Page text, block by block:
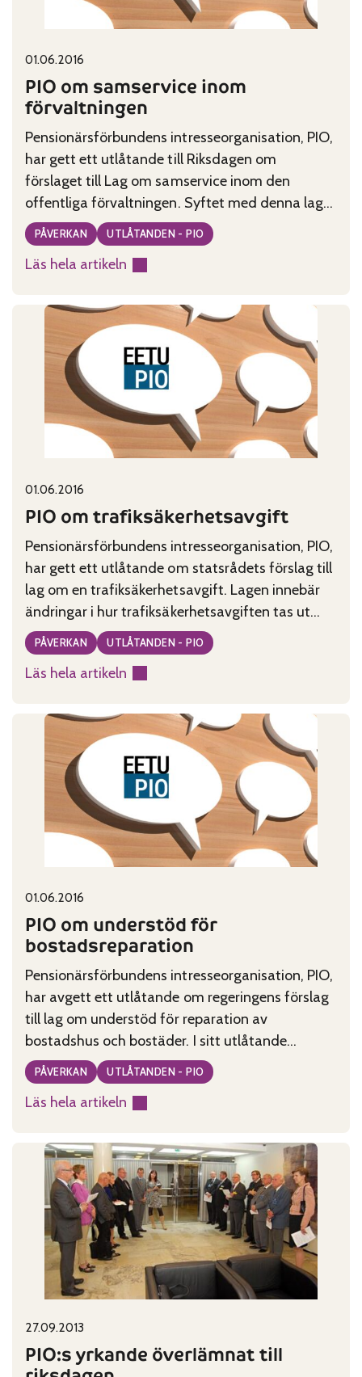
Published on:
01.06.2016
PIO om samservice inom
förvaltningen
Pensionärsförbundens intresseorganisation, PIO,
har gett ett utlåtande till Riksdagen om
förslaget till Lag om samservice inom den
offentliga förvaltningen. Syftet med denna lag
är att förbättra tillgången till kundservice inom
den offentliga förvaltningen och göra
verksamheten effektivare.
Categories:
PÅVERKAN UTLÅTANDEN - PIO
Läs hela artikeln
:
samservice
inom
förvaltningen
Published on:
01.06.2016
PIO om trafiksäkerhetsavgift
Pensionärsförbundens intresseorganisation, PIO,
har gett ett utlåtande om statsrådets förslag till
lag om en trafiksäkerhetsavgift. Lagen innebär
ändringar i hur trafiksäkerhetsavgiften tas ut
och hur intäkterna från avgiften används i
trafiksäkerhetsarbetet. Lagen avses träda i kraft
den 1 januari 2017. PIO betonar att man i det
utsträckning bör beakta…
Categories:
PÅVERKAN UTLÅTANDEN - PIO
Läs hela artikeln
:
trafiksäkerhetsavgift
Published on:
01.06.2016
PIO om understöd för
bostadsreparation
Pensionärsförbundens intresseorganisation, PIO,
har avgett ett utlåtande om regeringens förslag
till lag om understöd för reparation av
bostadshus och bostäder. I sitt utlåtande
motsätter sig PIO regeringens förslag om att
höja åldersgränsen för att erhålla
reparationsbidrag från nuvarande 65 år till 70 år.
bidragsnivån till 70 procent. Det möjliggör…
Categories:
PÅVERKAN UTLÅTANDEN - PIO
Läs hela artikeln
:
om
understöd
bostadsreparation
Published on:
27.09.2013
PIO:s yrkande överlämnat till
Categories: